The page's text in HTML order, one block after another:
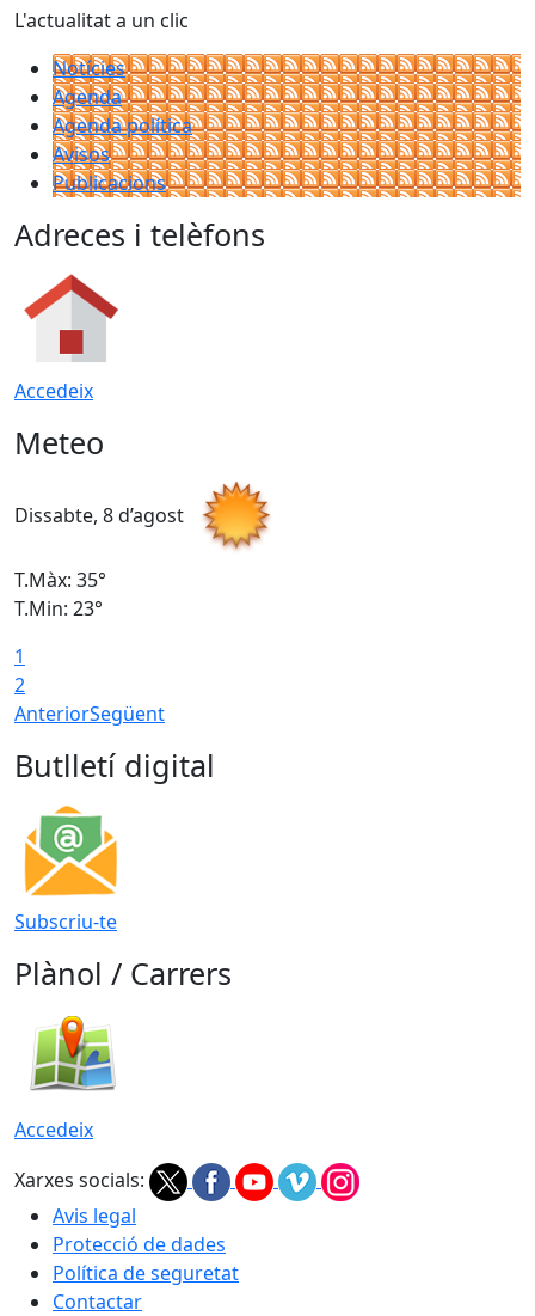
L'actualitat a un clic
Notícies
Agenda
Agenda política
Avisos
Publicacions
Adreces i telèfons
Accedeix
Meteo
Dissabte, 8 d’agost
T.Màx: 35°
T.Min: 23°
1
2
AnteriorSegüent
Butlletí digital
Subscriu-te
Plànol / Carrers
Accedeix
Xarxes socials:
Avis legal
Protecció de dades
Política de seguretat
Contactar